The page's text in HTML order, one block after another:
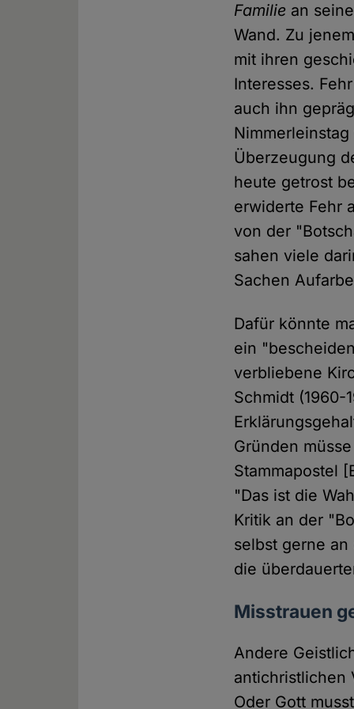
Familie an
Wand. Zu
mit ihren
Interesses.
auch ihn
Überzeugung
heute getrost
erwiderte Fehr
von der
sahen viele
Sachen
Dafür könnte
ein
verbliebene
Schmidt (1960-
Gründen
Stammapostel
"Das ist die
Kritik an der
selbst gerne
die
Misstrauen
Andere
antichristlichen
Oder Gott